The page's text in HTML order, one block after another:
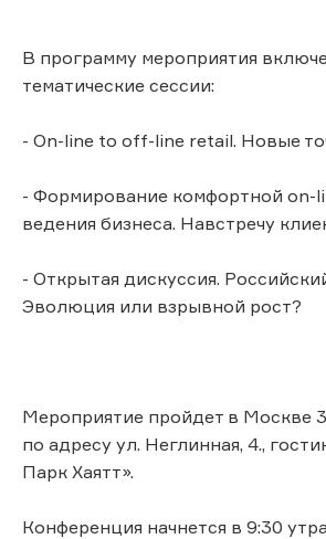
В программу мероприятия
тематические сессии:
- On-line to off-line retail. Новые
- Формирование комфортной on-
ведения бизнеса. Навстречу
- Открытая дискуссия.
Эволюция или взрывной рост?
Мероприятие пройдет в Москве
по адресу ул. Неглинная, 4.,
Парк Хаятт».
Конференция начнется в 9:30